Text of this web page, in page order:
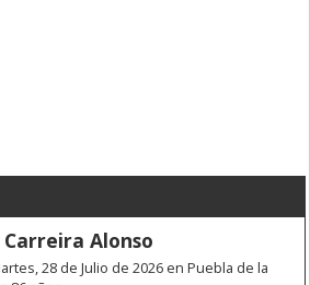
Alonso
28 de Julio de 2026 en Puebla de la